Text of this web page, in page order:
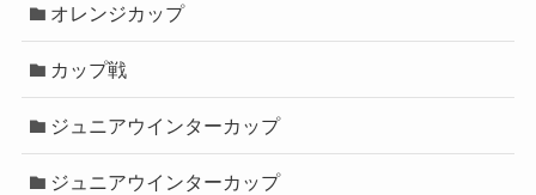
オレンジカップ
カップ戦
ジュニアウインターカップ
ジュニアウインターカップ